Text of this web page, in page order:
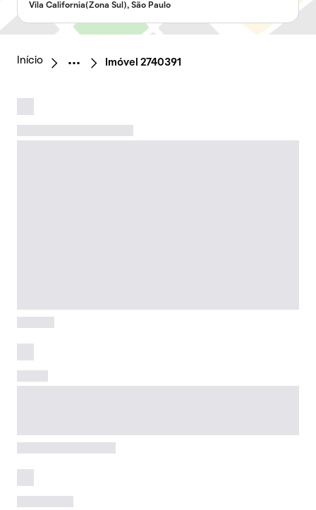
Vila California(Zona Sul), São Paulo
Início Imóvel 2740391